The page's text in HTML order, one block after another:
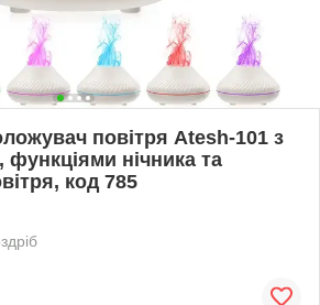
повітря Atesh-101 з
нічника та
код 785